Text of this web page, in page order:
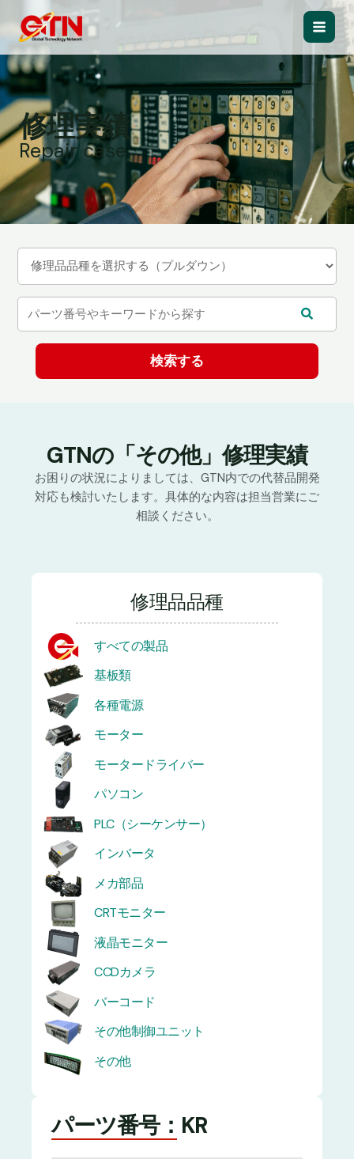
ス
キ
ッ
プ
Main
修理実績
Repair case
GTNの「その他」修理実績
お困りの状況によりましては、GTN内での代替品開発
対応も検討いたします。具体的な内容は担当営業にご
相談ください。
修理品品種
すべての製品
基板類
各種電源
モーター
モータードライバー
パソコン
PLC（シーケンサー）
インバータ
メカ部品
CRTモニター
液晶モニター
CCDカメラ
バーコード
その他制御ユニット
その他
パーツ番号：KR